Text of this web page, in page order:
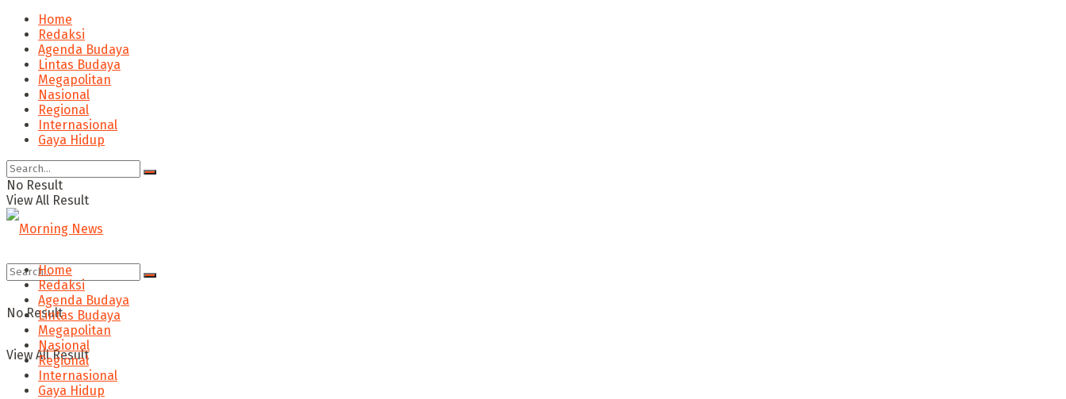
Home
Redaksi
Agenda Budaya
Lintas Budaya
Megapolitan
Nasional
Regional
Internasional
Gaya Hidup
No Result
View All Result
No Result
View All Result
Home
Redaksi
Agenda Budaya
Lintas Budaya
Megapolitan
Nasional
Regional
Internasional
Gaya Hidup